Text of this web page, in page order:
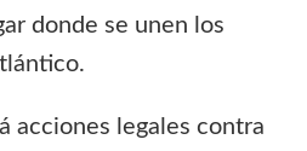
donde se unen los
acciones legales contra